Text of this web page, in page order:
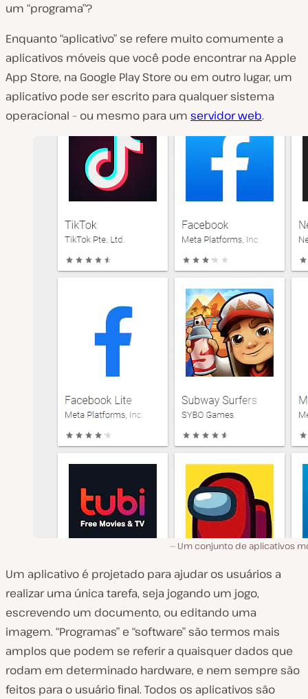
um “programa”?
Enquanto “aplicativo” se refere muito comumente a
aplicativos móveis que você pode encontrar na Apple
App Store, na Google Play Store ou em outro lugar, um
aplicativo pode ser escrito para qualquer sistema
operacional – ou mesmo para um servidor web.
Um conjunto de aplicativos
Um aplicativo é projetado para ajudar os usuários a
realizar uma única tarefa, seja jogando um jogo,
escrevendo um documento, ou editando uma
imagem. “Programas” e “software” são termos mais
amplos que podem se referir a quaisquer dados que
rodam em determinado hardware, e nem sempre são
feitos para o usuário final. Todos os aplicativos são